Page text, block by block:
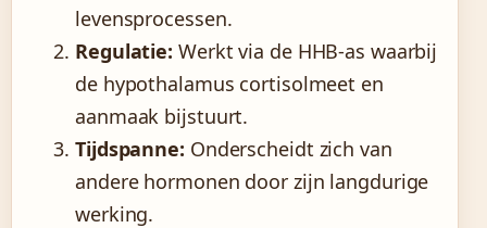
levensprocessen.
Regulatie: Werkt via de HHB-as waarbij
de hypothalamus cortisolmeet en
aanmaak bijstuurt.
Tijdspanne: Onderscheidt zich van
andere hormonen door zijn langdurige
werking.